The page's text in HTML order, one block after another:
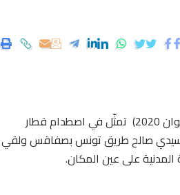
أفاد مصدر من الحماية المدنية، أن حادث مرور أليم جد منذ قليل (الاحد 7 جوان 2020) تمثّل في اصطدام قطار
سيدي صالح طريق تونس بصفاقس ولقي
المدنية على عين المكان.